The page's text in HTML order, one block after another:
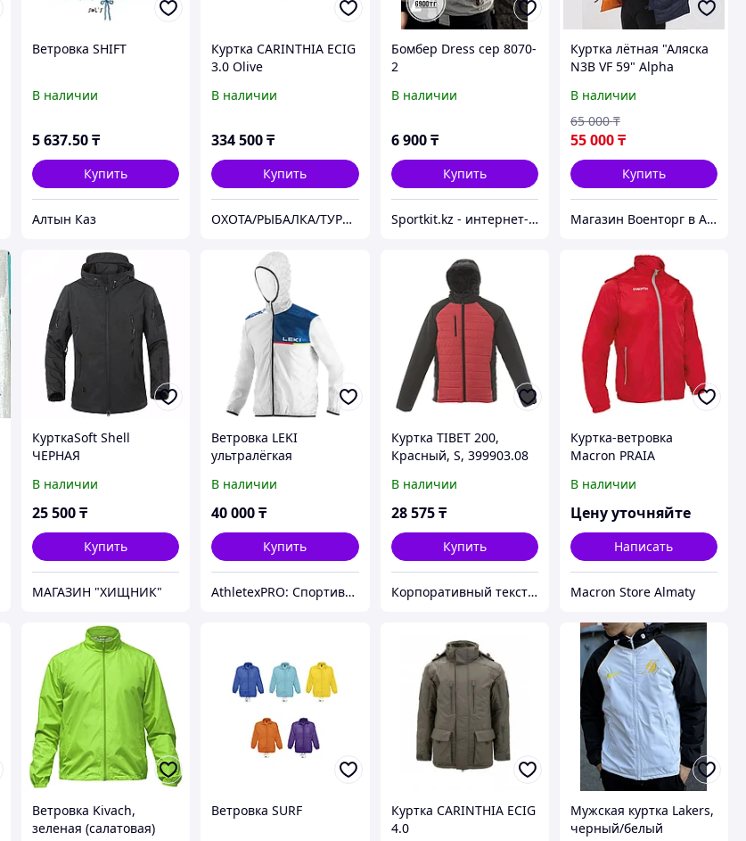
Ветровка SHIFT
В наличии
5 637.50₸
Купить
Алтын Каз
Куртка CARINTHIA ECIG
3.0 Olive
В наличии
334 500₸
Купить
ОХОТА/РЫБАЛКА/ТУРИЗМ/ТАКТИЧЕСКАЯ ЭКИПИРОВКА
Бомбер Dress сер 8070-
2
В наличии
6 900 ₸
Купить
Sportkit.kz - интернет-магазин спортивных товаров
Куртка лётная "Аляска
N3B VF 59" Alpha
В наличии
55 000₸
65 000 ₸
Купить
Магазин Военторг в Алматы
КурткаSoft Shell
ЧЕРНАЯ
В наличии
25 500₸
Купить
МАГАЗИН "ХИЩНИК"
Ветровка LEKI
ультралёгкая
В наличии
40 000₸
Купить
AthletexPRO: Спортивный магазин
Куртка TIBET 200,
Красный, S, 399903.08
В наличии
28 575 ₸
Купить
Корпоративный текстиль, бизнес-подарки и сувениры | Брендирование | Шелкография
Куртка-ветровка
Macron PRAIA
В наличии
Цену уточняйте
Написать
Macron Store Almaty
Ветровка Kivach,
зеленая (салатовая)
Ветровка SURF
Куртка CARINTHIA ECIG
4.0
Мужская куртка Lakers,
черный/белый